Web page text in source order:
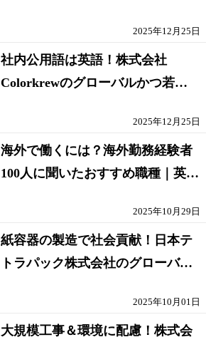
2025年12月25日
社内公用語は英語！株式会社
Colorkrewのグローバルかつ若手
2025年12月25日
海外で働くには？海外勤務経験者
100人に聞いたおすすめ職種｜英語
2025年10月29日
紙容器の製造で社会貢献！日本テ
トラパック株式会社のグローバル
2025年10月01日
大規模工事＆環境に配慮！株式会